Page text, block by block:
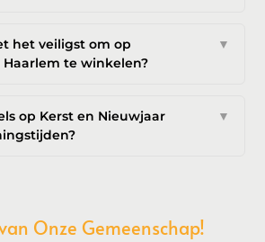
het veiligst om op
te winkelen?
▼
op Kerst en Nieuwjaar
▼
Onze Gemeenschap!